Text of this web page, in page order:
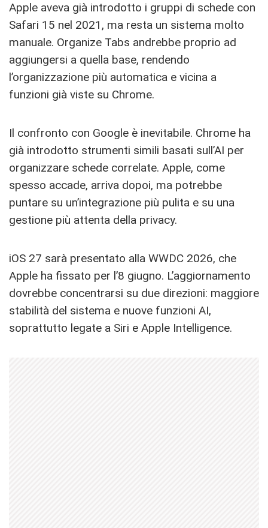
Apple aveva già introdotto i gruppi di schede con
Safari 15 nel 2021, ma resta un sistema molto
manuale. Organize Tabs andrebbe proprio ad
aggiungersi a quella base, rendendo
l’organizzazione più automatica e vicina a
funzioni già viste su Chrome.
Il confronto con Google è inevitabile. Chrome ha
già introdotto strumenti simili basati sull’AI per
organizzare schede correlate. Apple, come
spesso accade, arriva dopoi, ma potrebbe
puntare su un’integrazione più pulita e su una
gestione più attenta della privacy.
iOS 27 sarà presentato alla WWDC 2026, che
Apple ha fissato per l’8 giugno. L’aggiornamento
dovrebbe concentrarsi su due direzioni: maggiore
stabilità del sistema e nuove funzioni AI,
soprattutto legate a Siri e Apple Intelligence.